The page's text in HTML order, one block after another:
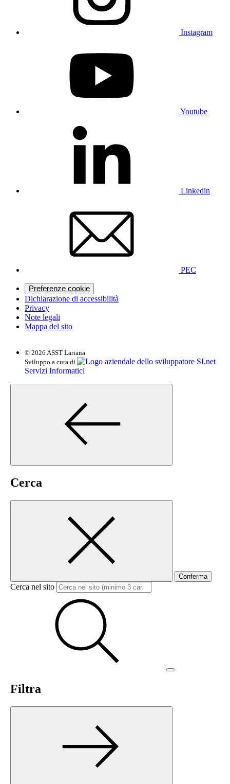
Instagram
Youtube
Linkedin
PEC
Preferenze cookie
Dichiarazione di accessibilità
Privacy
Note legali
Mappa del sito
© 2026 ASST Lariana
Sviluppo a cura di
SI.net
Servizi Informatici
Cerca
Conferma
Cerca nel sito
Filtra